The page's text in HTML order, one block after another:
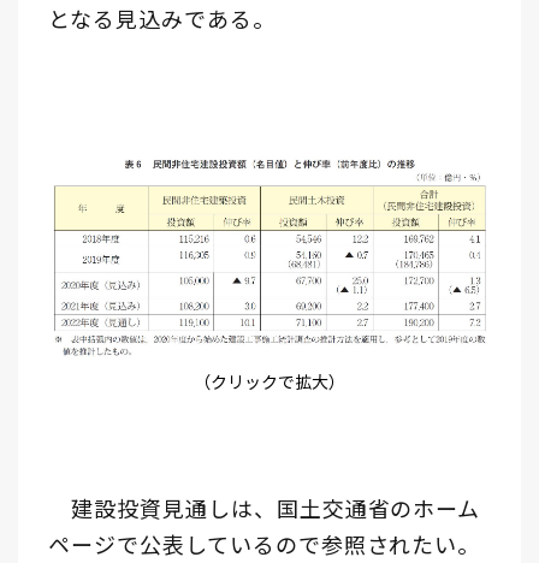
となる見込みである。
（クリックで拡大）
建設投資見通しは、国土交通省のホーム
ページで公表しているので参照されたい。